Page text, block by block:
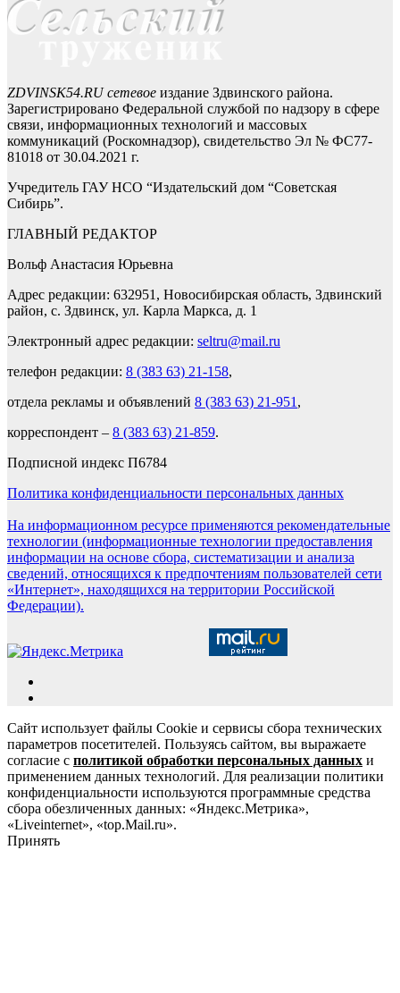
ZDVINSK54.RU сетевое издание Здвинского района.
Зарегистрировано Федеральной службой по надзору в сфере
связи, информационных технологий и массовых
коммуникаций (Роскомнадзор), свидетельство Эл № ФС77-
81018 от 30.04.2021 г.
Учредитель ГАУ НСО “Издательский дом “Советская
Сибирь”.
ГЛАВНЫЙ РЕДАКТОР
Вольф Анастасия Юрьевна
Адрес редакции: 632951, Новосибирская область, Здвинский
район, с. Здвинск, ул. Карла Маркса, д. 1
Электронный адрес редакции: seltru@mail.ru
телефон редакции: 8 (383 63) 21-158,
отдела рекламы и объявлений 8 (383 63) 21-951 ,
корреспондент – 8 (383 63) 21-859.
Подписной индекс П6784
Политика конфиденциальности персональных данных
На информационном ресурсе применяются рекомендательные
технологии (информационные технологии предоставления
информации на основе сбора, систематизации и анализа
сведений, относящихся к предпочтениям пользователей сети
«Интернет», находящихся на территории Российской
Федерации).
Сайт использует файлы Cookie и сервисы сбора технических
параметров посетителей. Пользуясь сайтом, вы выражаете
согласие с политикой обработки персональных данных и
применением данных технологий. Для реализации политики
конфиденциальности используются программные средства
сбора обезличенных данных: «Яндекс.Метрика»,
«Liveinternet», «top.Mail.ru».
Принять